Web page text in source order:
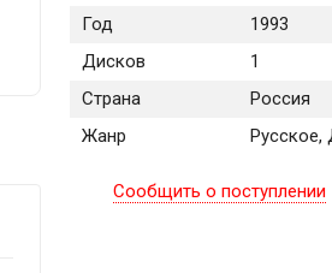
Год
1993
Дисков
1
Страна
Россия
Жанр
Русское,
Сообщить о поступлении